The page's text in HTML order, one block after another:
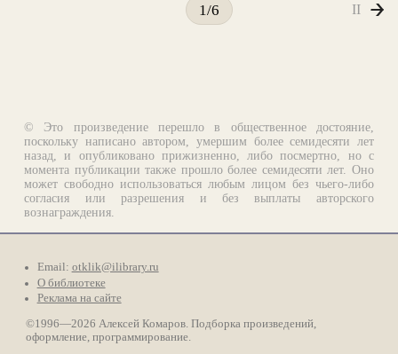
1/6 II
© Это произведение перешло в общественное достояние,
поскольку написано автором, умершим более семидесяти лет
назад, и опубликовано прижизненно, либо посмертно, но с
момента публикации также прошло более семидесяти лет. Оно
может свободно использоваться любым лицом без чьего-либо
согласия или разрешения и без выплаты авторского
вознаграждения.
Email: otklik@ilibrary.ru
О библиотеке
Реклама на сайте
©1996—2026 Алексей Комаров. Подборка произведений,
оформление, программирование.